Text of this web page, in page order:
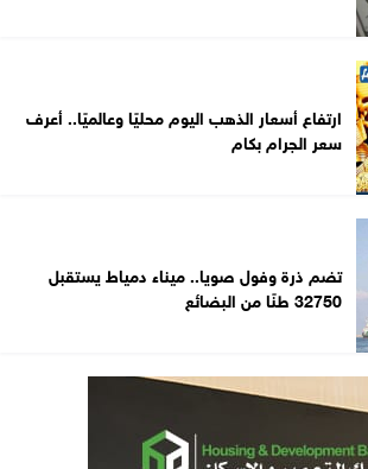
ارتفاع أسعار الذهب اليوم محليًا وعالميًا.. أعرف
سعر الجرام بكام
تضم ذرة وفول صويا.. ميناء دمياط يستقبل
32750 طنًا من البضائع